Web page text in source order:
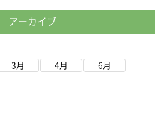
アーカイブ
3月 4月 6月